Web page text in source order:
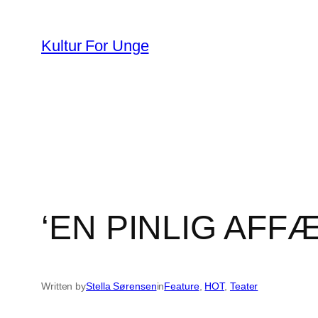
indhold
Kultur For Unge
‘EN PINLIG
Written byStella SørenseninFeature, HOT, Teater